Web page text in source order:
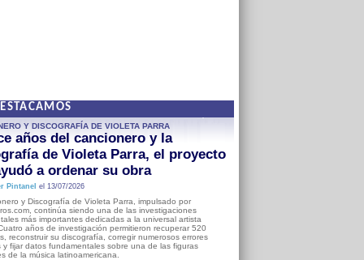
Y DISCOGRAFÍA DE VIOLETA PARRA
años del cancionero y la
de Violeta Parra, el proyecto
a ordenar su obra
Pintanel el 13/07/2026
y Discografía de Violeta Parra, impulsado por
continúa siendo una de las investigaciones
más importantes dedicadas a la universal artista
años de investigación permitieron recuperar 520
reconstruir su discografía, corregir numerosos errores
y fijar datos fundamentales sobre una de las figuras
de la música latinoamericana.